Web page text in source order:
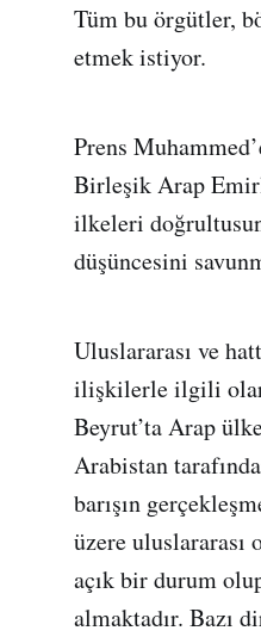
Tüm bu örgütler,
etmek istiyor.
Prens
Birleşik Arap
ilkeleri
düşüncesini
Uluslararası ve
ilişkilerle ilgili
Beyrut’ta Arap
Arabistan
barışın
üzere
açık bir durum
almaktadır. Bazı